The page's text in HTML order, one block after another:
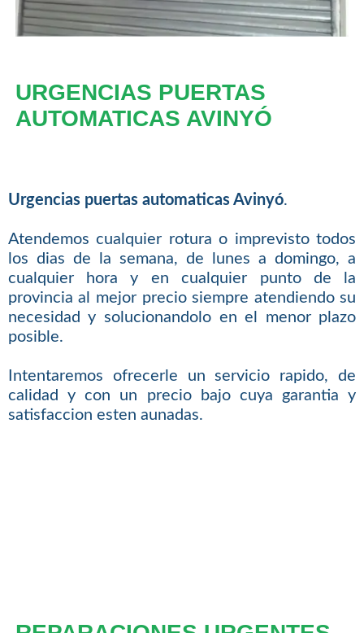
URGENCIAS PUERTAS
AUTOMATICAS AVINYÓ
Urgencias puertas automaticas Avinyó.
Atendemos cualquier rotura o imprevisto todos
los dias de la semana, de lunes a domingo, a
cualquier hora y en cualquier punto de la
provincia al mejor precio siempre atendiendo su
necesidad y solucionandolo en el menor plazo
posible.
Intentaremos ofrecerle un servicio rapido, de
calidad y con un precio bajo cuya garantia y
satisfaccion esten aunadas.